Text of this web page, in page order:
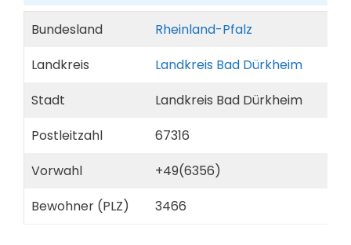
Bundesland
Rheinland-Pfalz
Landkreis
Landkreis Bad Dürkheim
Stadt
Landkreis Bad Dürkheim
Postleitzahl
67316
Vorwahl
+49(6356)
Bewohner (PLZ)
3466